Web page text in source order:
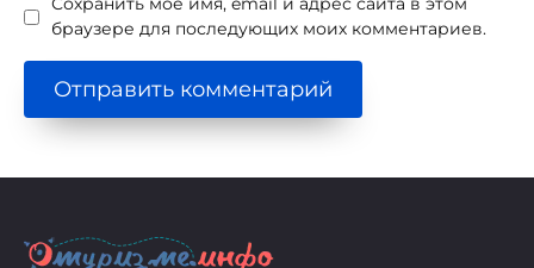
браузере для последующих моих комментариев.